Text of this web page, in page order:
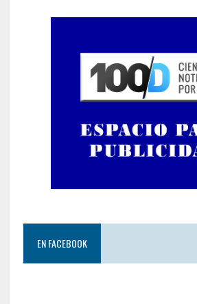
EN FACEBOOK